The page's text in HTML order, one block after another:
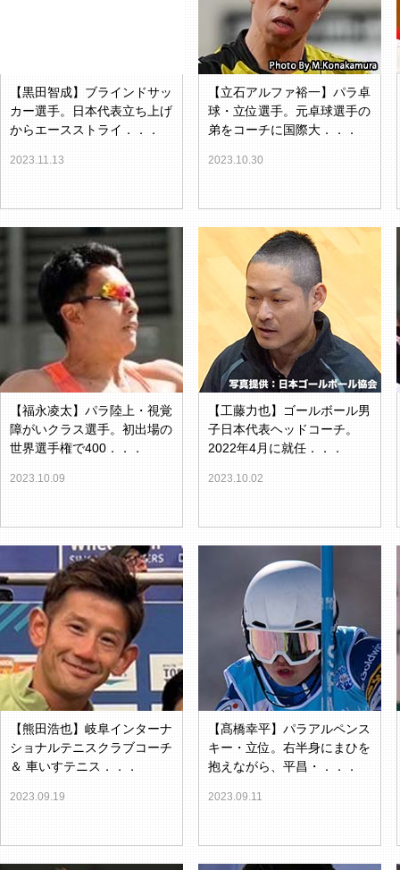
【黒田智成】ブラインドサッ
カー選手。日本代表立ち上げ
からエースストライ．．．
2023.11.13
【立石アルファ裕一】パラ卓
球・立位選手。元卓球選手の
弟をコーチに国際大．．．
2023.10.30
【福永凌太】パラ陸上・視覚
障がいクラス選手。初出場の
世界選手権で400．．．
2023.10.09
【工藤力也】ゴールボール男
子日本代表ヘッドコーチ。
2022年4月に就任．．．
2023.10.02
【熊田浩也】岐阜インターナ
ショナルテニスクラブコーチ
＆ 車いすテニス．．．
2023.09.19
【髙橋幸平】パラアルペンス
キー・立位。右半身にまひを
抱えながら、平昌・．．．
2023.09.11